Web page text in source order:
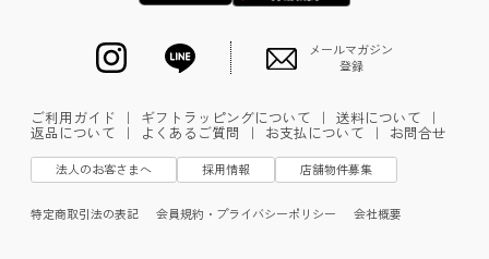
メールマガジン
登録
ご利用ガイド ｜ ギフトラッピングについて ｜ 送料について ｜
返品について ｜ よくあるご質問 ｜ お支払について ｜ お問合せ
法人のお客さまへ 採用情報 店舗物件募集
特定商取引法の表記 会員規約・プライバシーポリシー 会社概要